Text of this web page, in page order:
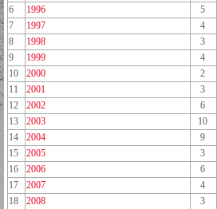
6
1996 5
7
1997 4
8
1998 3
9
1999 4
10
2000 2
11
2001 3
12
2002 6
13
2003 10
14
2004 9
15
2005 3
16
2006 6
17
2007 4
18
2008 3